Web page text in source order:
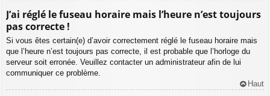
J’ai réglé le fuseau horaire mais l’heure n’est toujours
pas correcte !
Si vous êtes certain(e) d’avoir correctement réglé le fuseau horaire mais
que l’heure n’est toujours pas correcte, il est probable que l’horloge du
serveur soit erronée. Veuillez contacter un administrateur afin de lui
communiquer ce problème.
Haut